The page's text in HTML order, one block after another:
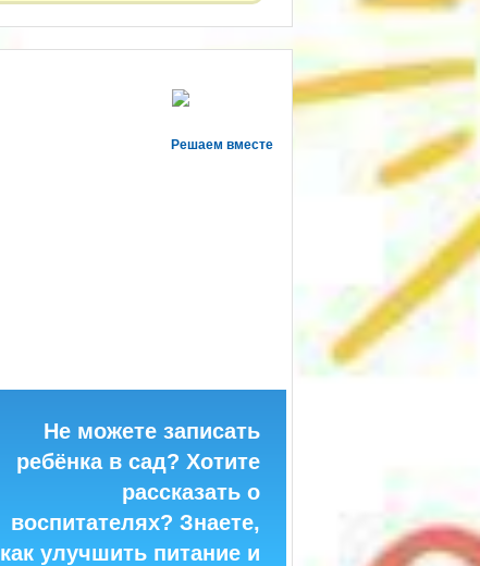
Решаем вместе
Не можете записать
ребёнка в сад? Хотите
рассказать о
воспитателях? Знаете,
как улучшить питание и